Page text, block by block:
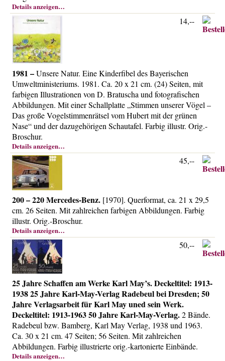
Details anzeigen…
1981 –Unsere Natur. Eine Kinderfibel des Bayerischen
Umweltministeriums. 1981. Ca. 20 x 21 cm. (24) Seiten, mit
farbigen Illustrationen von D. Bratuscha und fotografischen
Abbildungen. Mit einer Schallplatte „Stimmen unserer Vögel –
Das große Vogelstimmenrätsel vom Hubert mit der grünen
Nase“ und der dazugehörigen Schautafel. Farbig illustr. Orig.-
Broschur.
Details anzeigen…
14,--
200 – 220 Mercedes-Benz. [1970]. Querformat, ca. 21 x 29,5
cm. 26 Seiten. Mit zahlreichen farbigen Abbildungen. Farbig
illustr. Orig.-Broschur.
Details anzeigen…
45,--
25 Jahre Schaffen am Werke Karl May’s. Deckeltitel: 1913-
1938 25 Jahre Karl-May-Verlag Radebeul bei Dresden; 50
Jahre Verlagsarbeit für Karl May uned sein Werk.
Deckeltitel: 1913-1963 50 Jahre Karl-May-Verlag.2 Bände.
Radebeul bzw. Bamberg, Karl May Verlag, 1938 und 1963.
Ca. 30 x 21 cm. 47 Seiten; 56 Seiten. Mit zahlreichen
Abbildungen. Farbig illustrierte orig.-kartonierte Einbände.
Details anzeigen…
50,--